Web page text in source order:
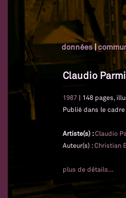
données|
Claudio
1987 | 148 pages,
Publié dans le
Artiste(s) :Claudio
Auteur(s) :Christian
plus de détails...